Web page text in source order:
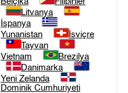
Litvanya
İspanya
Yunanistan
İsviçre
Tayvan
Vietnam
Brezilya
Danimarka
Yeni Zelanda
Dominik Cumhuriyeti